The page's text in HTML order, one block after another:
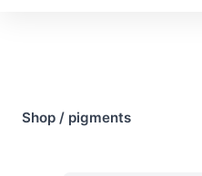
Shop / pigments